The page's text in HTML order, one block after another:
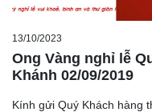
13/10/2023
Ong Vàng nghỉ lễ
Khánh 02/09/2019
Kính gửi Quý Khách hàng